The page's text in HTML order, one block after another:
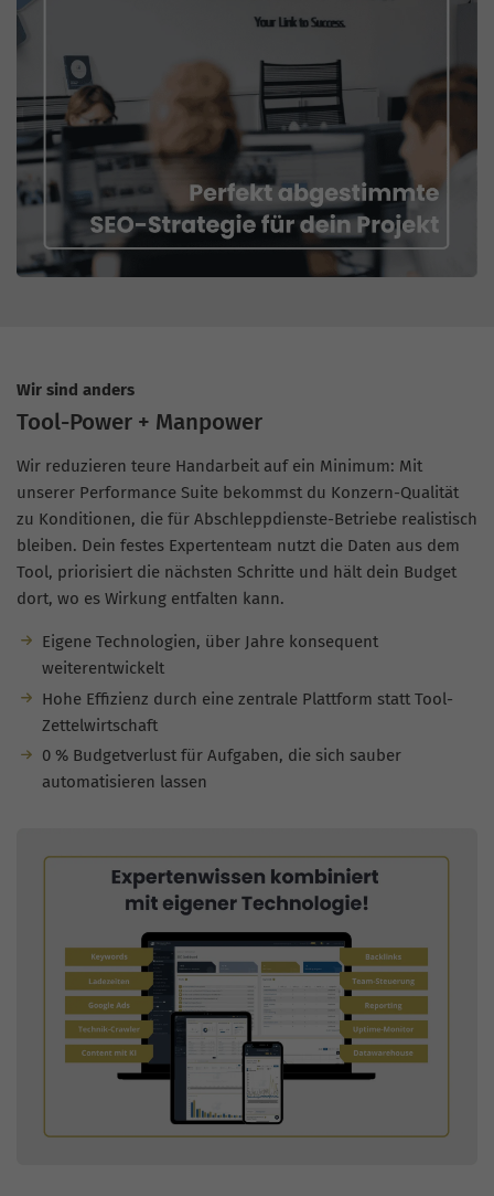
Wir sind anders
Tool-Power + Manpower
Wir reduzieren teure Handarbeit auf ein Minimum: Mit
unserer Performance Suite bekommst du Konzern-Qualität
zu Konditionen, die für Abschleppdienste-Betriebe realistisch
bleiben. Dein festes Expertenteam nutzt die Daten aus dem
Tool, priorisiert die nächsten Schritte und hält dein Budget
dort, wo es Wirkung entfalten kann.
Eigene Technologien, über Jahre konsequent
weiterentwickelt
Hohe Effizienz durch eine zentrale Plattform statt Tool-
Zettelwirtschaft
0 % Budgetverlust für Aufgaben, die sich sauber
automatisieren lassen